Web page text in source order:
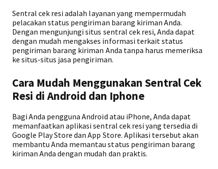
Sentral cek resi adalah layanan yang mempermudah
pelacakan status pengiriman barang kiriman Anda.
Dengan mengunjungi situs sentral cek resi, Anda dapat
dengan mudah mengakses informasi terkait status
pengiriman barang kiriman Anda tanpa harus memeriksa
ke situs-situs jasa pengiriman.
Cara Mudah Menggunakan Sentral Cek
Resi di Android dan Iphone
Bagi Anda pengguna Android atau iPhone, Anda dapat
memanfaatkan aplikasi sentral cek resi yang tersedia di
Google Play Store dan App Store. Aplikasi tersebut akan
membantu Anda memantau status pengiriman barang
kiriman Anda dengan mudah dan praktis.